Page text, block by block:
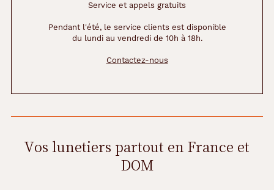
Service et appels gratuits
Pendant l'été, le service clients est disponible
du lundi au vendredi de 10h à 18h.
Contactez-nous
Vos lunetiers partout en France et
DOM